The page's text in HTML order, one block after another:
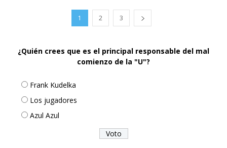
1 2 3
¿Quién crees que es el principal responsable del mal
comienzo de la "U"?
Frank Kudelka
Los jugadores
Azul Azul